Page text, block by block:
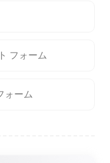
フォーム
ォーム